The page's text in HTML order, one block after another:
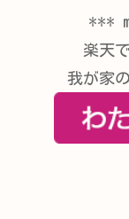
***
楽天
我が家